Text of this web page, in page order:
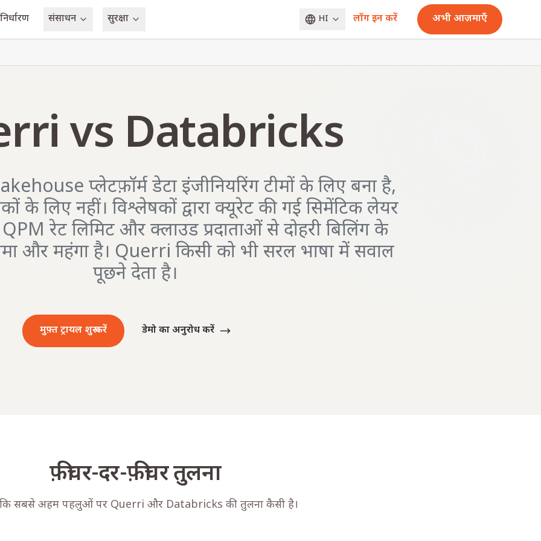
संसाधन सुरक्षा HI लॉग इन करें अभी आज़माएँ
vs Databricks
प्लेटफ़ॉर्म डेटा इंजीनियरिंग टीमों के लिए बना है,
के लिए नहीं। विश्लेषकों द्वारा क्यूरेट की गई सिमेंटिक लेयर
QPM रेट लिमिट और क्लाउड प्रदाताओं से दोहरी बिलिंग के
और महंगा है। Querri किसी को भी सरल भाषा में सवाल
पूछने देता है।
मुफ़्त ट्रायल शुरू करें डेमो का अनुरोध करें
फ़ीचर-दर-फ़ीचर तुलना
सबसे अहम पहलुओं पर Querri और Databricks की तुलना कैसी है।